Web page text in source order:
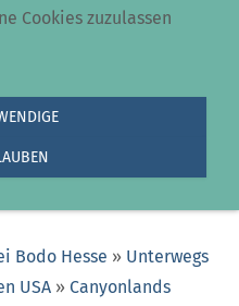
Utah
Bodo Hesse » Unterwegs
USA » Canyonlands
Cookies zuzulassen